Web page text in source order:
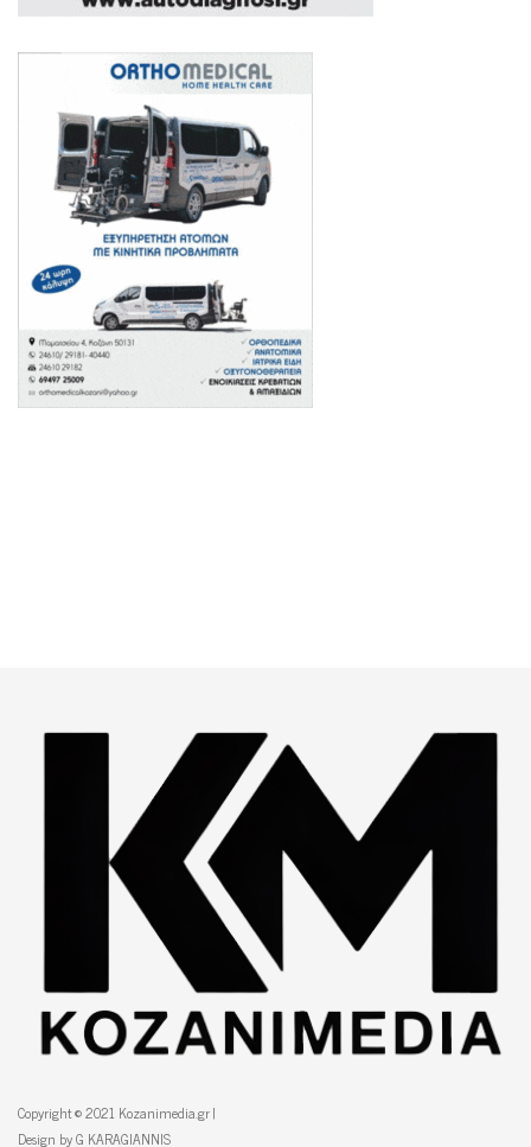
Copyright © 2021 Kozanimedia.gr |
Design by G KARAGIANNIS